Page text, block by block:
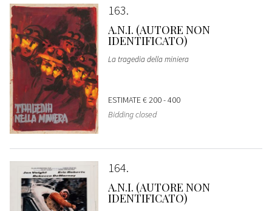
163
A.N.I. (AUTORE NON
IDENTIFICATO)
La tragedia della miniera
ESTIMATE€ 200 - 400
Bidding closed
164
A.N.I. (AUTORE NON
IDENTIFICATO)